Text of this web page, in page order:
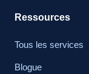
Ressources
Tous les services
Blogue